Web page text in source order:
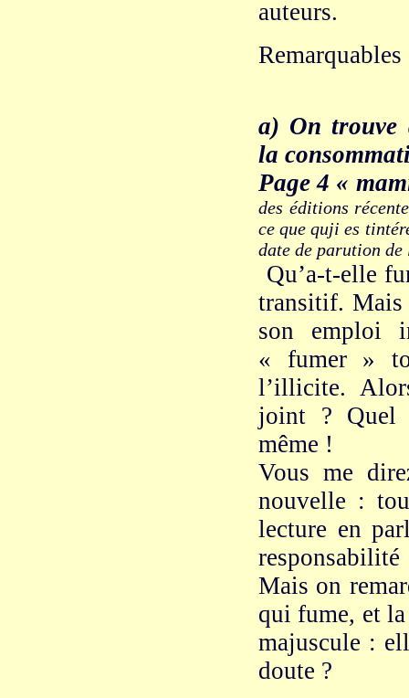
auteurs.
a) On trouve
la
Page 4 «
des éditions
ce que quji es
date de parution
Qu’a-t-elle
transitif. Mais
son emploi
« fumer »
l’illicite.
joint ? Quel
même !
Vous me
nouvelle :
lecture en
Mais on
qui fume, et
majuscule :
doute ?